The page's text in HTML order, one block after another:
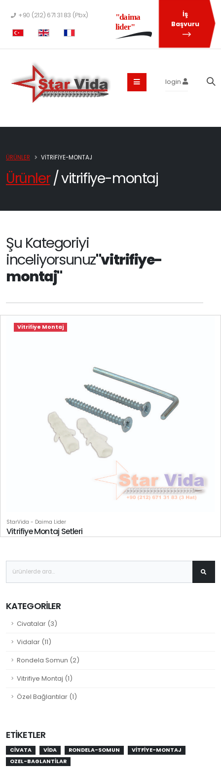
+90 (212) 671 31 83 (Pbx)
"daima
lider"
İş
Başvuru
login
Ürünler/ vitrifiye-montaj
ÜRÜNLER VITRIFIYE-MONTAJ
KATEGORILER
Civatalar (3)
Vidalar (11)
Rondela Somun (2)
Vitrifiye Montaj (1)
Özel Bağlantılar (1)
ETIKETLER
CIVATA VIDA RONDELA-SOMUN
VITFIYE-MONTAJ
OZEL-BAGLANTILAR
Şu Kategoriyi
inceliyorsunuz"vitrifiye-
montaj"
Vitrifiye Montaj
StarVida - Daima Lider
Vitrifiye Montaj Setleri